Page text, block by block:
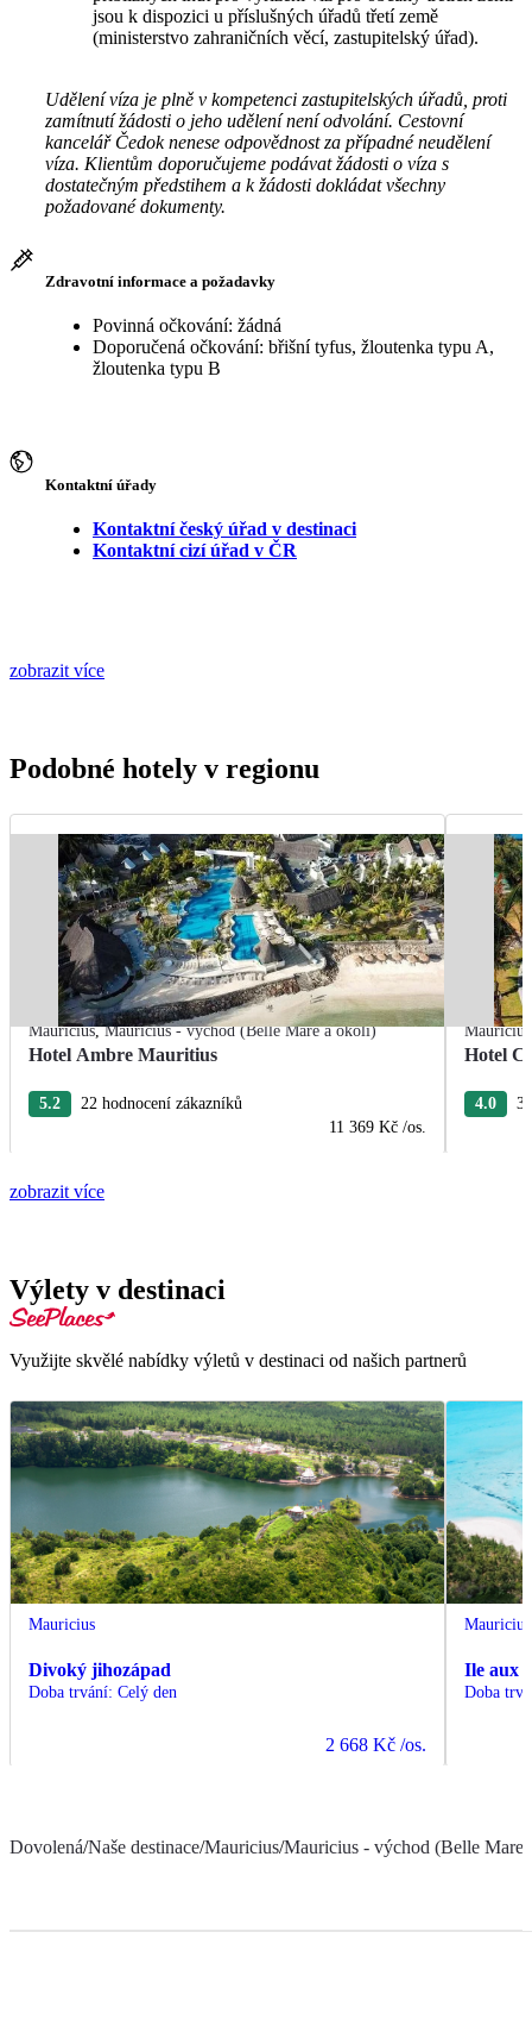
jsou k dispozici u příslušných úřadů třetí země
(ministerstvo zahraničních věcí, zastupitelský úřad).
Udělení víza je plně v kompetenci zastupitelských úřadů, proti
zamítnutí žádosti o jeho udělení není odvolání. Cestovní
kancelář Čedok nenese odpovědnost za případné neudělení
víza. Klientům doporučujeme podávat žádosti o víza s
dostatečným předstihem a k žádosti dokládat všechny
požadované dokumenty.
Zdravotní informace a požadavky
Povinná očkování: žádná
Doporučená očkování: břišní tyfus, žloutenka typu A,
žloutenka typu B
Kontaktní úřady
Kontaktní český úřad v destinaci
Kontaktní cizí úřad v ČR
zobrazit více
Podobné hotely v regionu
Mauricius,Mauricius - východ (Belle Mare a okolí)
Hotel Ambre Mauritius
5.2
22 hodnocení zákazníků
11 369 Kč /os.
Mauricius
Hotel
4.0 3
zobrazit více
Výlety v destinaci
Využijte skvělé nabídky výletů v destinaci od našich partnerů
Mauricius
Divoký jihozápad
Doba trvání: Celý den
2 668 Kč /os.
Mauricius
Ile aux
Doba
Dovolená/Naše destinace/Mauricius/Mauricius - východ (Belle Mare